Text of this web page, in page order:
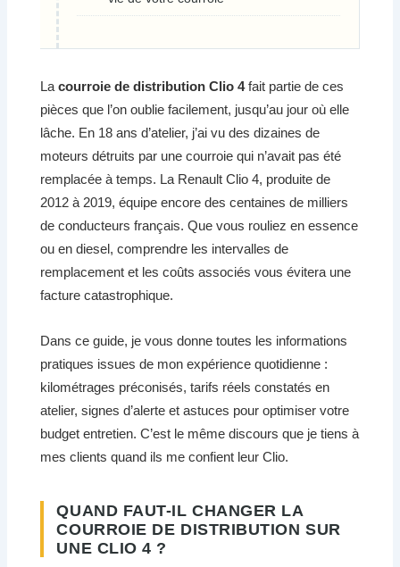
Lacourroie de distribution Clio 4fait partie de ces
pièces que l’on oublie facilement, jusqu’au jour où elle
lâche. En 18 ans d’atelier, j’ai vu des dizaines de
moteurs détruits par une courroie qui n’avait pas été
remplacée à temps. La Renault Clio 4, produite de
2012 à 2019, équipe encore des centaines de milliers
de conducteurs français. Que vous rouliez en essence
ou en diesel, comprendre les intervalles de
remplacement et les coûts associés vous évitera une
facture catastrophique.
Dans ce guide, je vous donne toutes les informations
pratiques issues de mon expérience quotidienne :
kilométrages préconisés, tarifs réels constatés en
atelier, signes d’alerte et astuces pour optimiser votre
budget entretien. C’est le même discours que je tiens à
mes clients quand ils me confient leur Clio.
QUAND FAUT-IL CHANGER LA
COURROIE DE DISTRIBUTION SUR
UNE CLIO 4 ?